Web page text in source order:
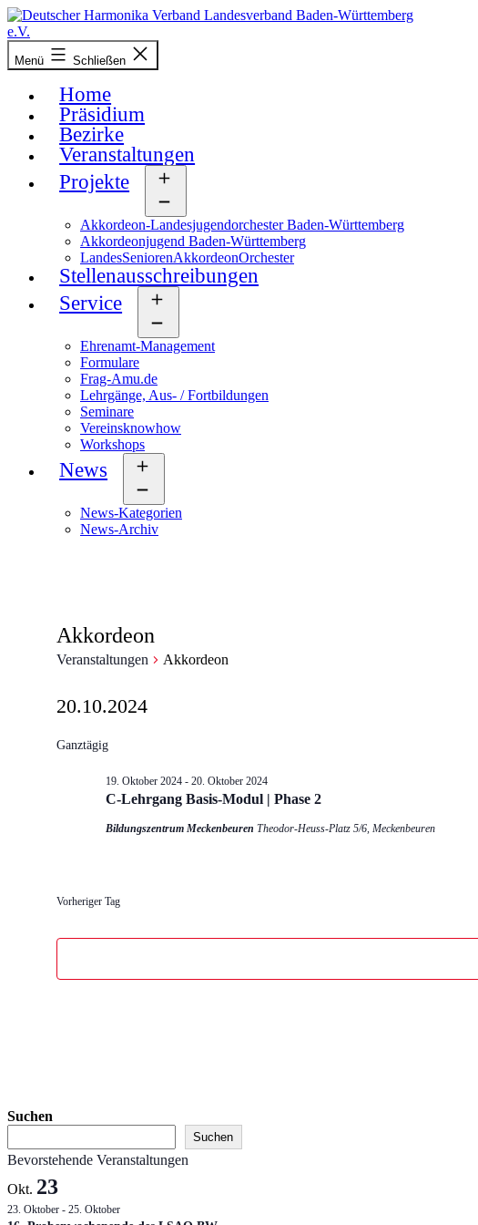
Zum
Inhalt
springen
Deutscher
Harmonika-
Menü Schließen
Home
Präsidium
Bezirke
Veranstaltungen
Projekte
Akkordeon-Landesjugendorchester Baden-Württemberg
Akkordeonjugend Baden-Württemberg
LandesSeniorenAkkordeonOrchester
Stellenausschreibungen
Service
Ehrenamt-Management
Formulare
Frag-Amu.de
Lehrgänge, Aus- / Fortbildungen
Seminare
Vereinsknowhow
Workshops
News
News-Kategorien
News-Archiv
Akkordeon
Veranstaltungen Akkordeon
Veranstaltungen
20.
Oktober
20.10.2024
wählen.
Ganztägig
C-Lehrgang Basis-Modul | Phase 2
19. Oktober 2024- 20. Oktober 2024
Bildungszentrum Meckenbeuren Theodor-Heuss-Platz 5/6, Meckenbeuren
Vorheriger Tag
Suchen
Suchen
Bevorstehende Veranstaltungen
Okt. 23
23. Oktober - 25. Oktober